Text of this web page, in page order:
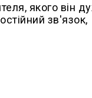
якого він
зв'язок,